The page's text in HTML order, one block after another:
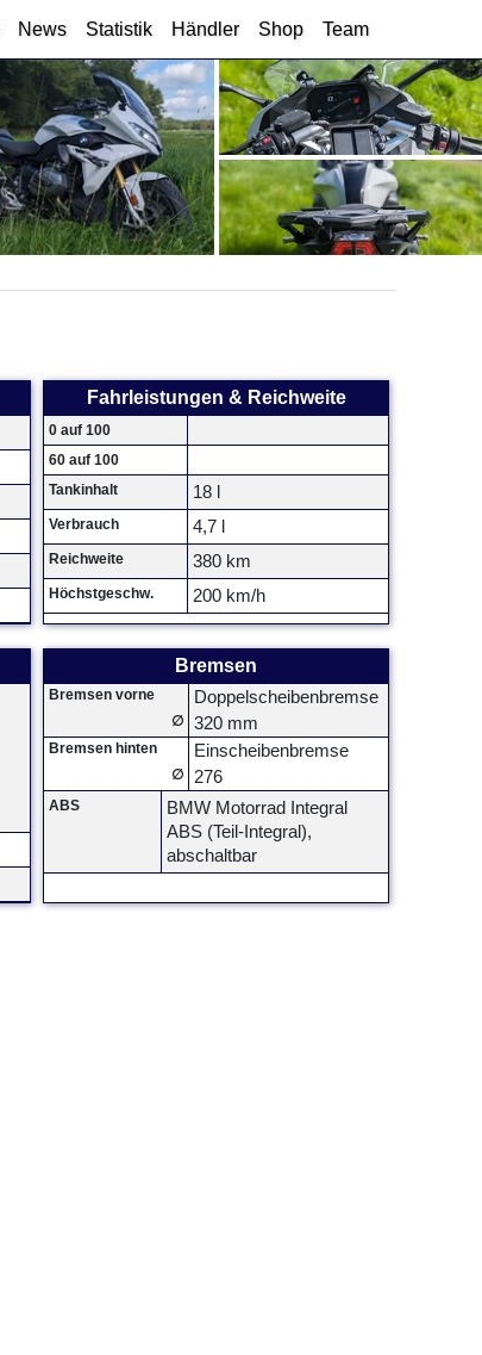
News Statistik Händler Shop Team
Fahrleistungen & Reichweite
0 auf 100
60 auf 100
Tankinhalt
18 l
Verbrauch 4,7 l
Reichweite 380 km
Höchstgeschw. 200 km/h
Bremsen
Bremsen vorne Doppelscheibenbremse
∅ 320 mm
Bremsen hinten Einscheibenbremse
∅ 276
ABS
BMW Motorrad Integral
ABS (Teil-Integral),
abschaltbar